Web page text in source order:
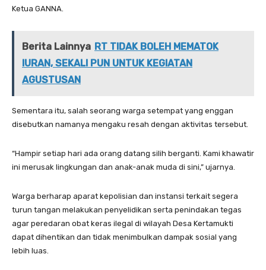
Ketua GANNA.
Berita Lainnya RT TIDAK BOLEH MEMATOK
IURAN, SEKALI PUN UNTUK KEGIATAN
AGUSTUSAN
Sementara itu, salah seorang warga setempat yang enggan
disebutkan namanya mengaku resah dengan aktivitas tersebut.
“Hampir setiap hari ada orang datang silih berganti. Kami khawatir
ini merusak lingkungan dan anak-anak muda di sini,” ujarnya.
Warga berharap aparat kepolisian dan instansi terkait segera
turun tangan melakukan penyelidikan serta penindakan tegas
agar peredaran obat keras ilegal di wilayah Desa Kertamukti
dapat dihentikan dan tidak menimbulkan dampak sosial yang
lebih luas.